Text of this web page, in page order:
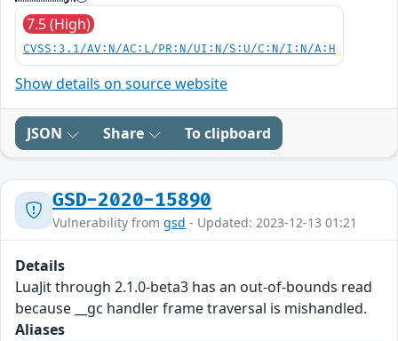
7.5 (High)
CVSS:3.1/AV:N/AC:L/PR:N/UI:N/S:U/C:N/I:N/A:H
Show details on source website
JSON Share To clipboard
GSD-2020-15890
Vulnerability from gsd - Updated: 2023-12-13 01:21
Details
LuaJit through 2.1.0-beta3 has an out-of-bounds read
because __gc handler frame traversal is mishandled.
Aliases